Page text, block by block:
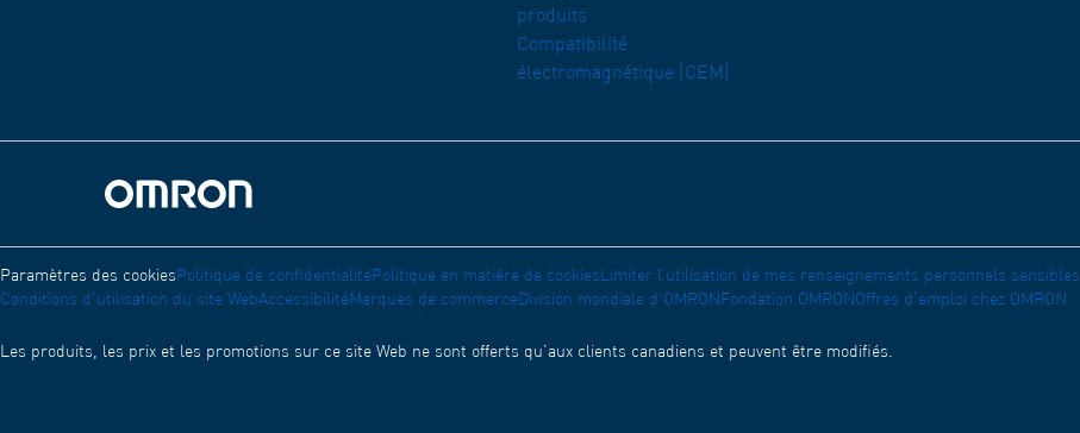
produits
Compatibilité
électromagnétique (CEM)
Accueil Omron
Paramètres des cookies Politique de confidentialitéPolitique en matière de cookies Limiter l’utilisation de mes renseignements personnels sensibles
Conditions d'utilisation du site WebAccessibilitéMarques de commerceDivision mondiale d’OMRON Fondation OMRON Offres d’emploi chez OMRON
Les produits, les prix et les promotions sur ce site Web ne sont offerts qu’aux clients canadiens et peuvent être modifiés.